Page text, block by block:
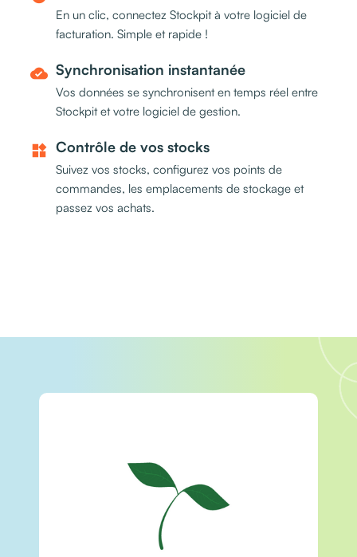
En un clic, connectez Stockpit à votre logiciel de
facturation. Simple et rapide !
cloud_done Synchronisation instantanée
Vos données se synchronisent en temps réel entre
Stockpit et votre logiciel de gestion.
widgets Contrôle de vos stocks
Suivez vos stocks, configurez vos points de
commandes, les emplacements de stockage et
passez vos achats.